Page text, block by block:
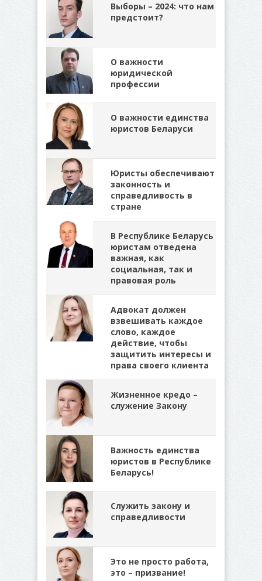
Выборы – 2024: что нам
предстоит?
О важности
юридической
профессии
О важности единства
юристов Беларуси
Юристы обеспечивают
законность и
справедливость в
стране
В Республике Беларусь
юристам отведена
важная, как
социальная, так и
правовая роль
Адвокат должен
взвешивать каждое
слово, каждое
действие, чтобы
защитить интересы и
права своего клиента
Жизненное кредо –
служение Закону
Важность единства
юристов в Республике
Беларусь!
Служить закону и
справедливости
Это не просто работа,
это – призвание!